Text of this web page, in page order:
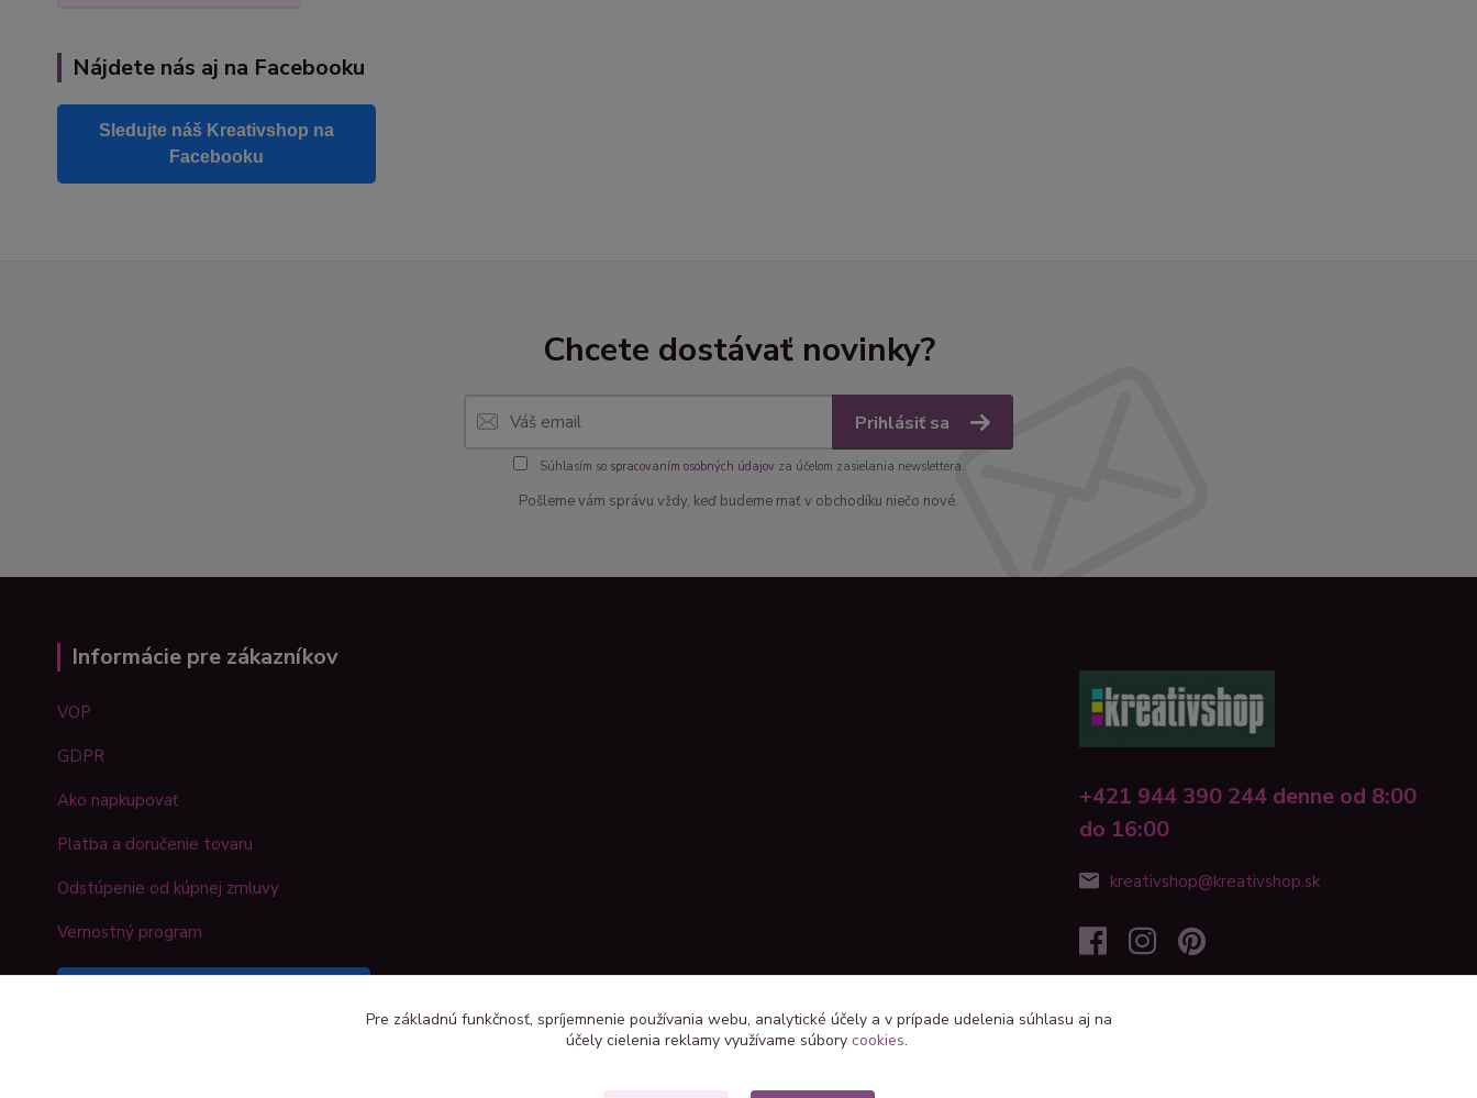
Nájdete nás aj na Facebooku
Sledujte náš Kreativshop na
Facebooku
Chcete dostávať novinky?
Prihlásiť sa
Súhlasím so spracovaním osobných údajovza účelom zasielania newslettera.
Pošleme vám správu vždy, keď budeme mať v obchodíku niečo nové.
Informácie pre zákazníkov
VOP
GDPR
Ako napkupovať
Platba a doručenie tovaru
Odstúpenie od kúpnej zmluvy
Vernostný program
+421 944 390 244 denne od 8:00
do 16:00
kreativshop@kreativshop.sk
Pre základnú funkčnosť, spríjemnenie používania webu, analytické účely a v prípade udelenia súhlasu aj na
účely cielenia reklamy využívame súbory cookies.